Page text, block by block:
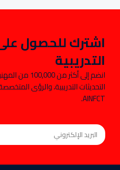
اشترك للحصول
التدريبية
انضم إلى أكثر
التحديثات التدريبية، والرؤى
AINFCT.